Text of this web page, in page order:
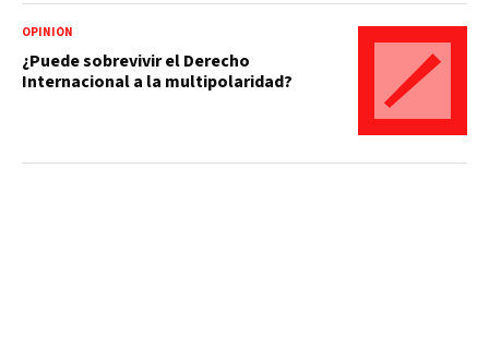
OPINIÓN
¿Puede sobrevivir el Derecho
Internacional a la multipolaridad?